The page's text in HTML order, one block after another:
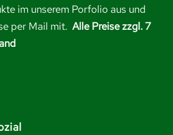
im unserem Porfolio aus und
per Mail mit. Alle Preise zzgl. 7